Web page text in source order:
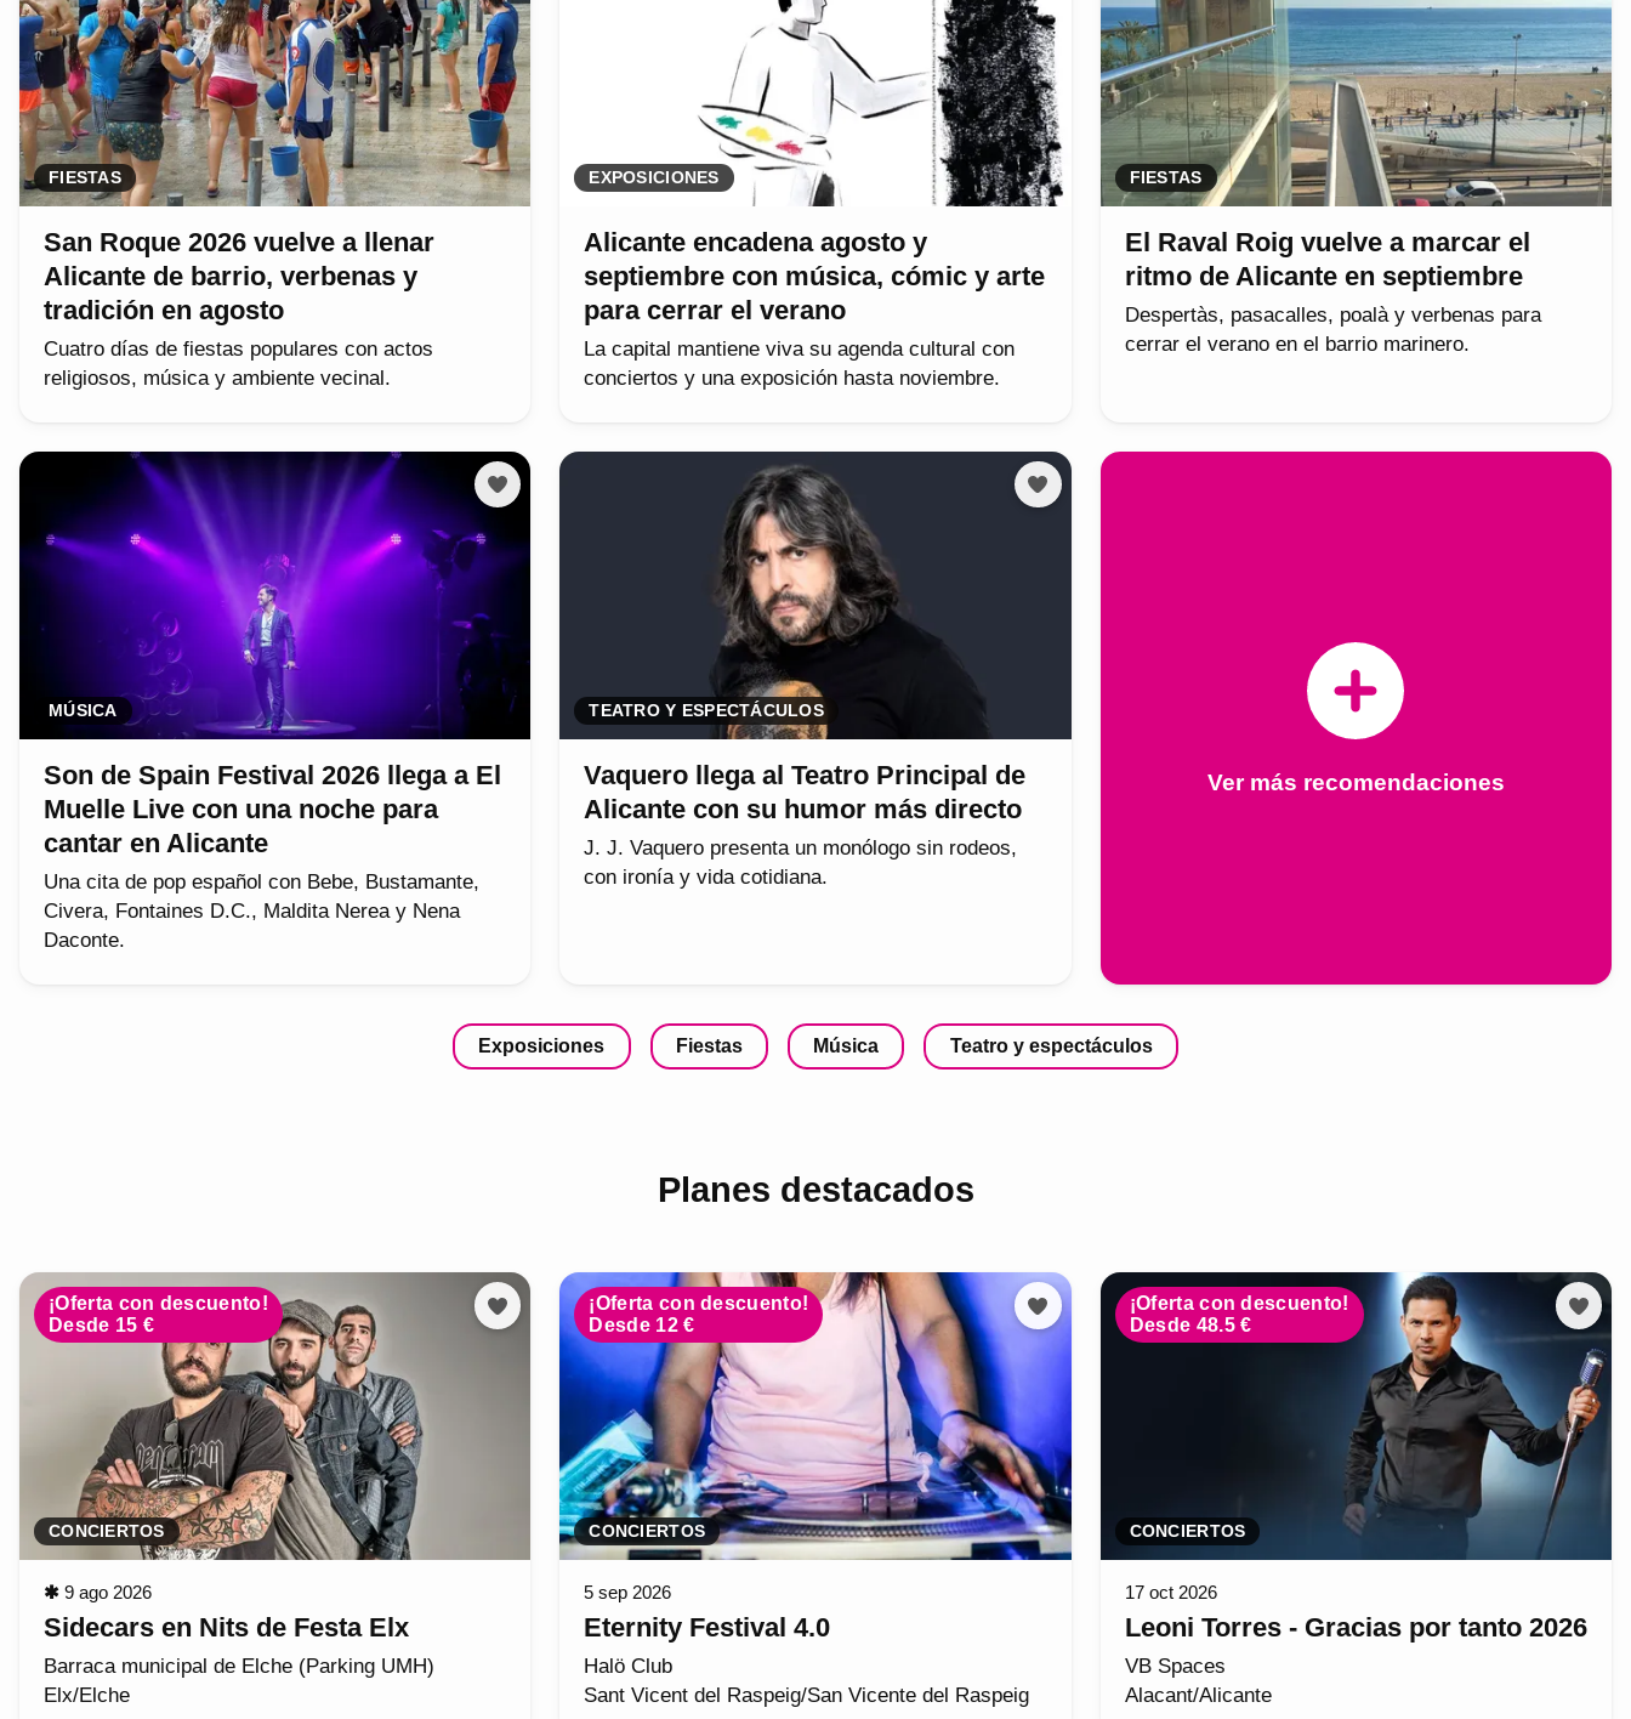
FIESTAS
San Roque 2026 vuelve a llenar
Alicante de barrio, verbenas y
tradición en agosto
Cuatro días de fiestas populares con actos
religiosos, música y ambiente vecinal.
EXPOSICIONES
Alicante encadena agosto y
septiembre con música, cómic y arte
para cerrar el verano
La capital mantiene viva su agenda cultural con
conciertos y una exposición hasta noviembre.
FIESTAS
El Raval Roig vuelve a marcar el
ritmo de Alicante en septiembre
Despertàs, pasacalles, poalà y verbenas para
cerrar el verano en el barrio marinero.
MÚSICA
Son de Spain Festival 2026 llega a El
Muelle Live con una noche para
cantar en Alicante
Una cita de pop español con Bebe, Bustamante,
Civera, Fontaines D.C., Maldita Nerea y Nena
Daconte.
TEATRO Y ESPECTÁCULOS
Vaquero llega al Teatro Principal de
Alicante con su humor más directo
J. J. Vaquero presenta un monólogo sin rodeos,
con ironía y vida cotidiana.
Ver más recomendaciones
Exposiciones Fiestas Música Teatro y espectáculos
Planes destacados
¡Oferta con descuento!
Desde 15 €
CONCIERTOS
✱ 9 ago 2026
Sidecars en Nits de Festa Elx
Barraca municipal de Elche (Parking UMH)
Elx/Elche
¡Oferta con descuento!
Desde 12 €
CONCIERTOS
5 sep 2026
Eternity Festival 4.0
Halö Club
Sant Vicent del Raspeig/San Vicente del Raspeig
¡Oferta con descuento!
Desde 48.5 €
CONCIERTOS
17 oct 2026
Leoni Torres - Gracias por tanto 2026
VB Spaces
Alacant/Alicante